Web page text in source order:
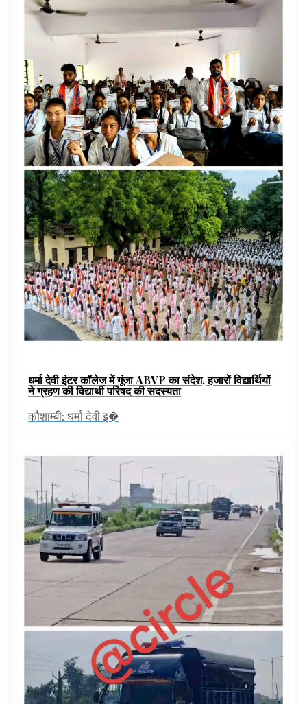
धर्मा देवी इंटर कॉलेज में गूंजा ABVP का संदेश, हजारों विद्यार्थियों
ने ग्रहण की विद्यार्थी परिषद की सदस्यता
कौशाम्बी: धर्मा देवी इ�